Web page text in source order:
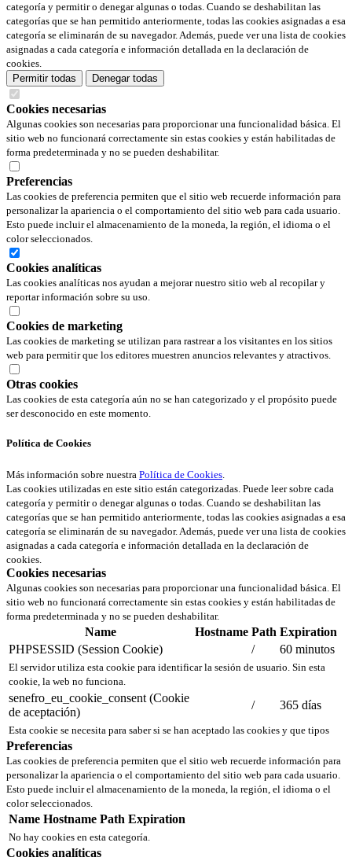
categoría y permitir o denegar algunas o todas. Cuando se deshabilitan las
categorías que se han permitido anteriormente, todas las cookies asignadas a esa
categoría se eliminarán de su navegador. Además, puede ver una lista de cookies
asignadas a cada categoría e información detallada en la declaración de
cookies.
Permitir todas
Denegar todas
Cookies necesarias
Algunas cookies son necesarias para proporcionar una funcionalidad básica. El
sitio web no funcionará correctamente sin estas cookies y están habilitadas de
forma predeterminada y no se pueden deshabilitar.
Preferencias
Las cookies de preferencia permiten que el sitio web recuerde información para
personalizar la apariencia o el comportamiento del sitio web para cada usuario.
Esto puede incluir el almacenamiento de la moneda, la región, el idioma o el
color seleccionados.
Cookies analíticas
Las cookies analíticas nos ayudan a mejorar nuestro sitio web al recopilar y
reportar información sobre su uso.
Cookies de marketing
Las cookies de marketing se utilizan para rastrear a los visitantes en los sitios
web para permitir que los editores muestren anuncios relevantes y atractivos.
Otras cookies
Las cookies de esta categoría aún no se han categorizado y el propósito puede
ser desconocido en este momento.
Política de Cookies
Más información sobre nuestra Política de Cookies.
Las cookies utilizadas en este sitio están categorizadas. Puede leer sobre cada
categoría y permitir o denegar algunas o todas. Cuando se deshabilitan las
categorías que se han permitido anteriormente, todas las cookies asignadas a esa
categoría se eliminarán de su navegador. Además, puede ver una lista de cookies
asignadas a cada categoría e información detallada en la declaración de
cookies.
Cookies necesarias
Algunas cookies son necesarias para proporcionar una funcionalidad básica. El
sitio web no funcionará correctamente sin estas cookies y están habilitadas de
forma predeterminada y no se pueden deshabilitar.
Name Hostname Path Expiration
PHPSESSID (Session Cookie)
/ 60 minutos
El servidor utiliza esta cookie para identificar la sesión de usuario. Sin esta
cookie, la web no funciona.
senefro_eu_cookie_consent (Cookie
de aceptación)
/ 365 días
Esta cookie se necesita para saber si se han aceptado las cookies y que tipos
Preferencias
Las cookies de preferencia permiten que el sitio web recuerde información para
personalizar la apariencia o el comportamiento del sitio web para cada usuario.
Esto puede incluir el almacenamiento de la moneda, la región, el idioma o el
color seleccionados.
Name Hostname Path Expiration
No hay cookies en esta categoría.
Cookies analíticas